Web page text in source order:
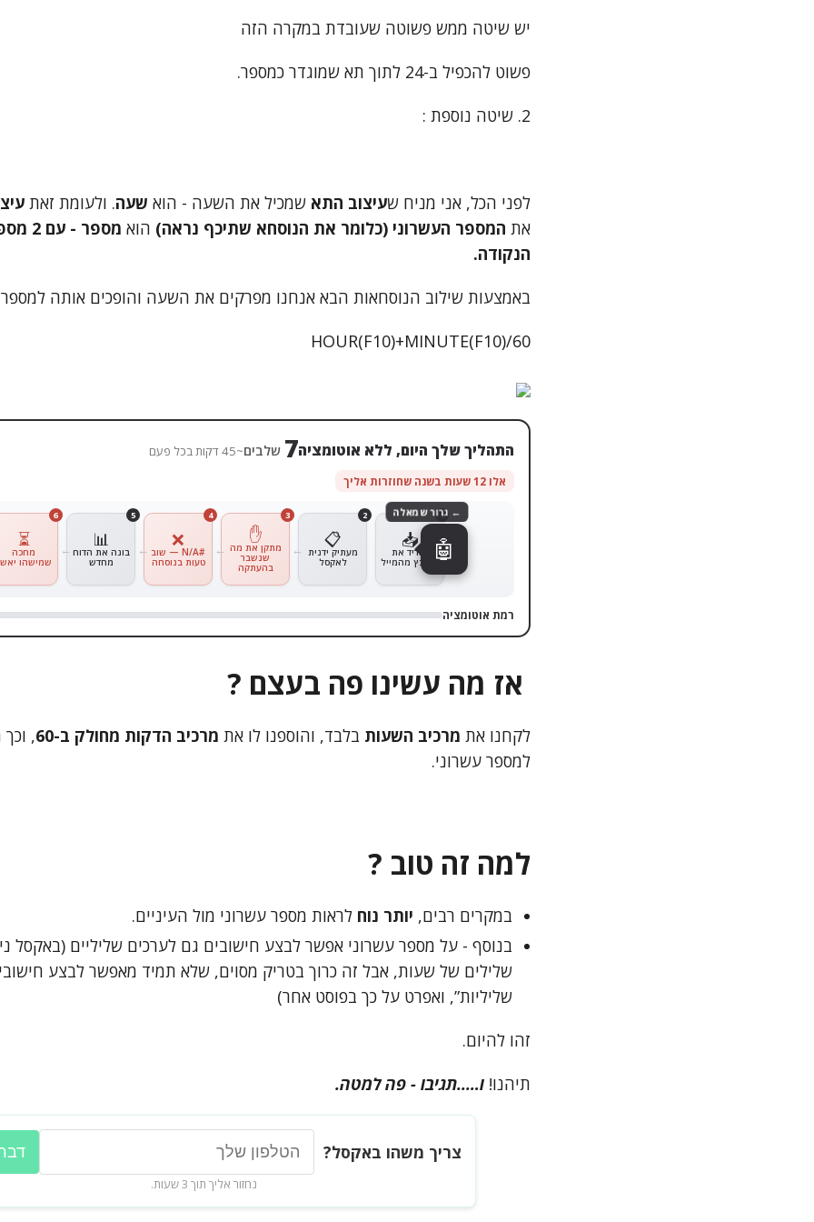
יש שיטה ממש פשוטה שעובדת במקרה הזה
פשוט להכפיל ב-24 לתוך תא שמוגדר כמספר.
2. שיטה נוספת :
לפני הכל, אני מניח שעיצוב התא שמכיל את השעה - הוא שעה. ולעומת זאת
את המספר העשרוני (כלומר את הנוסחא שתיכף נראה) הוא
מספר
הנקודה.
באמצעות שילוב הנוסחאות הבא אנחנו מפרקים את השעה והופכים אותה למספר
HOUR(F10)+MINUTE(F10)/60
התהליך שלך היום, ללא אוטומציה7 שלבים~45 דקות בכל פעם
אלו 12 שעות בשנה שחוזרות אליך
6
⏳
מחכה
שמישהו
5
📊
בונה את הדוח
מחדש
4
❌
#N/A — שוב
טעות בנוסחה
3
✋
מתקן את מה
שנשבר
בהעתקה
2
📋
מעתיק ידנית
לאקסל
📥
מוריד את
הקובץ מהמייל
← גרור שמאלה
🤖
רמת אוטומציה 🤖
אז מה עשינו פה בעצם ?
לקחנו את מרכיב השעות בלבד, והוספנו לו את מרכיב הדקות מחולק ב-60
,
למספר עשרוני.
למה זה טוב ?
במקרים רבים, יותר נוח לראות מספר עשרוני מול העיניים.
בנוסף - על מספר עשרוני אפשר לבצע חישובים גם לערכים שליליים (באקסל
שלילים של שעות, אבל זה כרוך בטריק מסוים, שלא תמיד מאפשר לבצע
שליליות”, ואפרט על כך בפוסט אחר)
זהו להיום.
תיהנו! ו…..תגיבו - פה למטה.
צריך משהו באקסל?
נחזור אליך תוך 3 שעות.